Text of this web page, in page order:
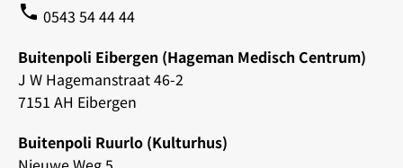
phone 0543 54 44 44
Buitenpoli Eibergen (Hageman Medisch Centrum)
J W Hagemanstraat 46-2
7151 AH Eibergen
Buitenpoli Ruurlo (Kulturhus)